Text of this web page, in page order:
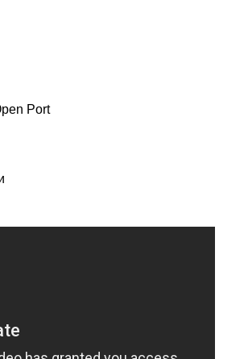
Port